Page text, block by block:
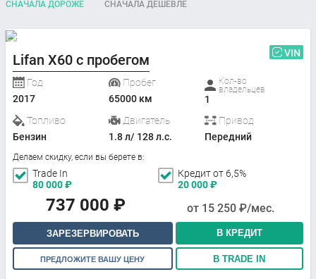
СНАЧАЛА ДОРОЖЕ СНАЧАЛА ДЕШЕВЛЕ
Lifan X60 с пробегом VIN
Год
2017
Пробег
65000 км
Кол-во
владельцев
1
Топливо
Бензин
Двигатель
1.8 л/ 128 л.с.
Привод
Передний
Делаем скидку, если вы берете в:
Trade In
80 000₽
Кредит от 6,5%
20 000₽
737 000 ₽ от 15 250 ₽/мес.
ЗАРЕЗЕРВИРОВАТЬ В КРЕДИТ
ПРЕДЛОЖИТЕ ВАШУ ЦЕНУ В TRADE IN